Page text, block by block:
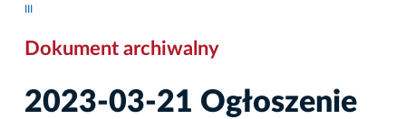
III
Dokument archiwalny
2023-03-21 Ogłoszenie